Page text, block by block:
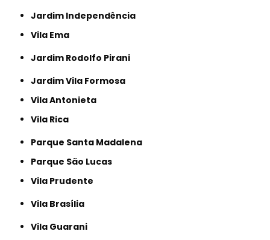
Jardim Independência
Vila Ema
Jardim Rodolfo Pirani
Jardim Vila Formosa
Vila Antonieta
Vila Rica
Parque Santa Madalena
Parque São Lucas
Vila Prudente
Vila Brasília
Vila Guarani